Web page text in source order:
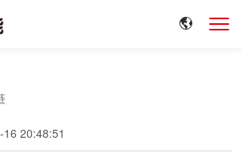
20:48:51